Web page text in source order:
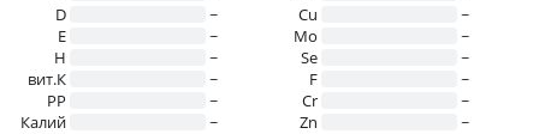
D
~
E
~
H
~
вит.К
~
PP
~
Калий
~
Cu
~
Mo
~
Se
~
F
~
Cr
~
Zn
~